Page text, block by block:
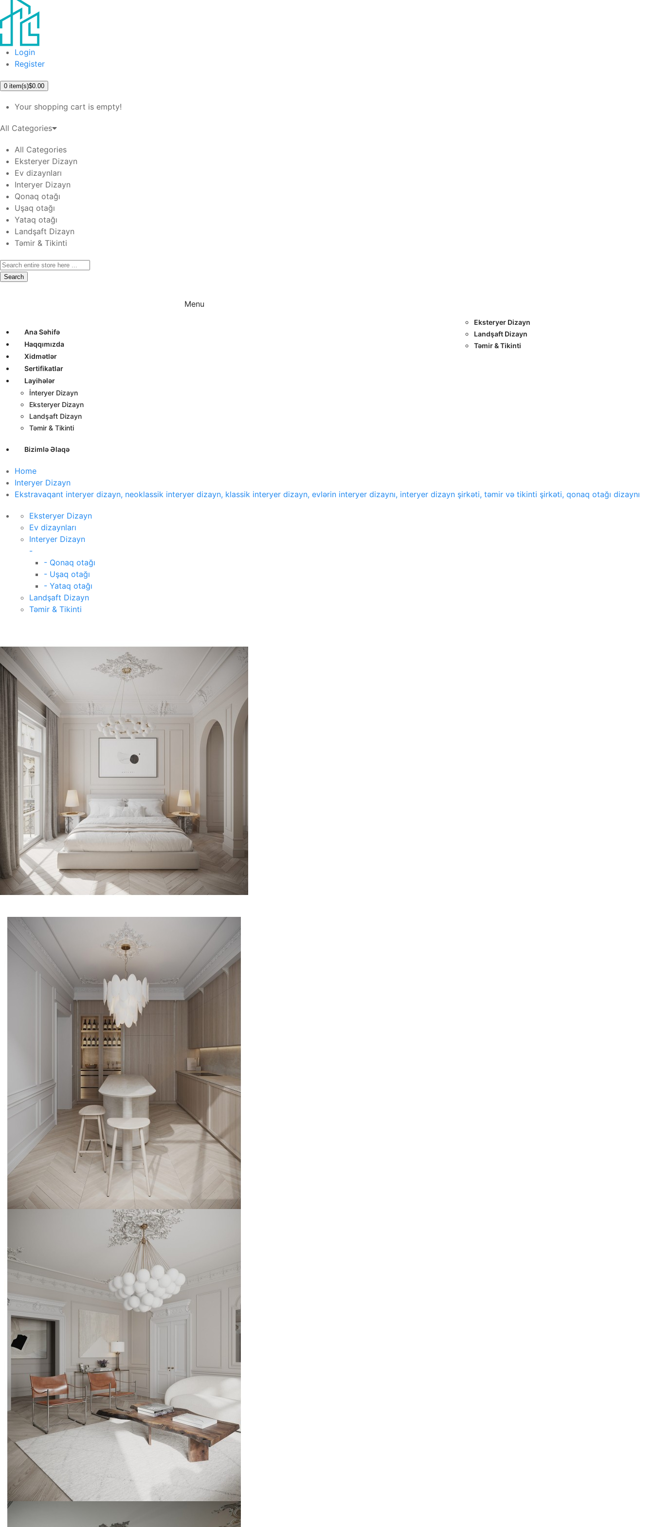
Login
Register
0 item(s)$0.00
Your shopping cart is empty!
All Categories
All Categories
Eksteryer Dizayn
Ev dizaynları
Interyer Dizayn
Qonaq otağı
Uşaq otağı
Yataq otağı
Landşaft Dizayn
Təmir & Tikinti
Search
Eksteryer Dizayn
Landşaft Dizayn
Təmir & Tikinti
Menu
Ana Səhifə
Haqqımızda
Xidmətlər
Sertifikatlar
Layihələr
İnteryer Dizayn
Eksteryer Dizayn
Landşaft Dizayn
Təmir & Tikinti
Bizimlə Əlaqə
Home
Interyer Dizayn
Ekstravaqant interyer dizayn, neoklassik interyer dizayn, klassik interyer dizayn, evlərin interyer dizaynı, interyer dizayn şirkəti, təmir və tikinti şirkəti, qonaq otağı dizaynı
Eksteryer Dizayn
Ev dizaynları
Interyer Dizayn
-
- Qonaq otağı
- Uşaq otağı
- Yataq otağı
Landşaft Dizayn
Təmir & Tikinti